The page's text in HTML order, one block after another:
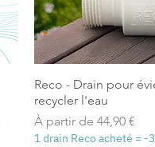
Reco - Drain pour
recycler l'eau
À partir de 44,90 €
Prix promotionnel
1 drain Reco acheté = -